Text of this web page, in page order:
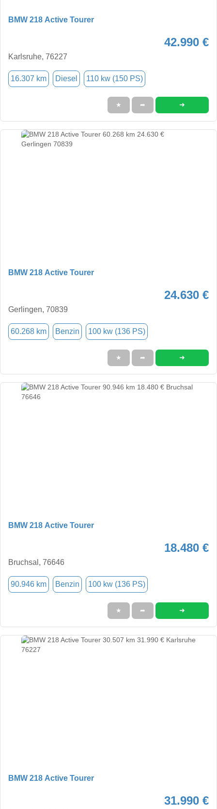
BMW 218 Active Tourer
42.990 €
Karlsruhe, 76227
16.307 km Diesel 110 kw (150 PS)
★ ➦ ➜
BMW 218 Active Tourer
24.630 €
Gerlingen, 70839
60.268 km Benzin 100 kw (136 PS)
★ ➦ ➜
BMW 218 Active Tourer
18.480 €
Bruchsal, 76646
90.946 km Benzin 100 kw (136 PS)
★ ➦ ➜
BMW 218 Active Tourer
31.990 €